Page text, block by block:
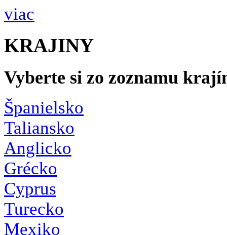
viac
KRAJINY
Vyberte si zo zoznamu
Španielsko
Taliansko
Anglicko
Grécko
Cyprus
Turecko
Mexiko